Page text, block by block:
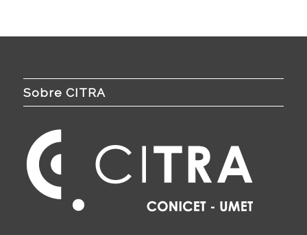
Sobre CITRA